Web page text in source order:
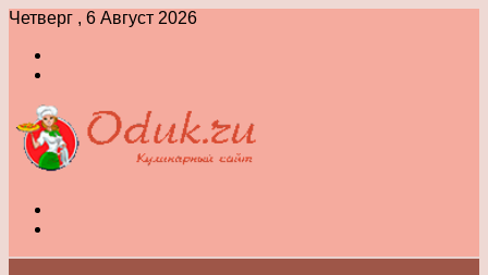
Четверг , 6 Август 2026